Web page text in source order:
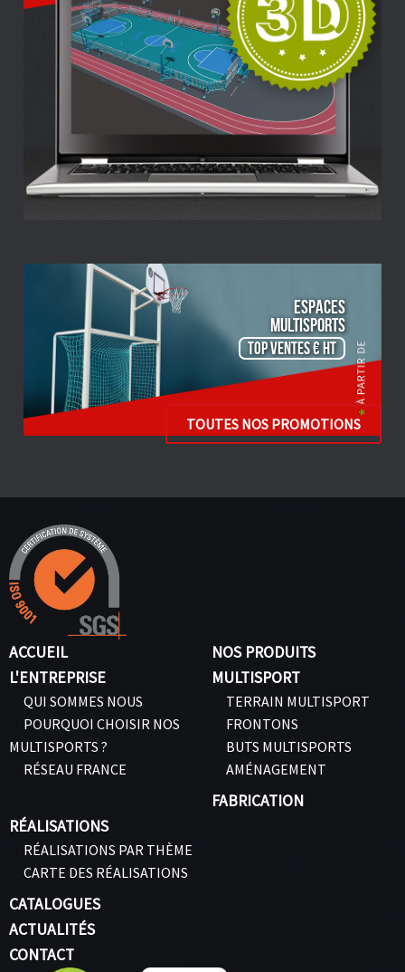
ESPACES
Multisports
TOP VENTES € HT
TOUTES NOS PROMOTIONS
ACCUEIL
L'ENTREPRISE
QUI SOMMES NOUS
POURQUOI CHOISIR NOS
MULTISPORTS ?
RÉSEAU FRANCE
NOS PRODUITS
MULTISPORT
TERRAIN MULTISPORT
FRONTONS
BUTS MULTISPORTS
AMÉNAGEMENT
FABRICATION
RÉALISATIONS
RÉALISATIONS PAR THÈME
CARTE DES RÉALISATIONS
CATALOGUES
ACTUALITÉS
CONTACT